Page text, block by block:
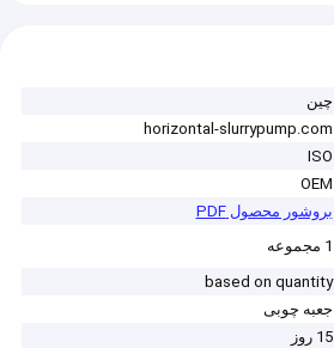
چین
horizontal-slurrypump.com
ISO
OEM
بروشور محصول PDF
1 مجموعه
based on quantity
جعبه چوبی
15 روز